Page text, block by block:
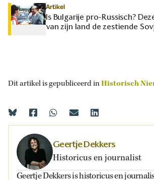
Artikel
Is Bulgarije pro-Russisch?
van zijn land de zestiende
Dit artikel is gepubliceerd inHistorisch
Geertje Dekkers
Historicus en journalist
Geertje Dekkers is historicus en